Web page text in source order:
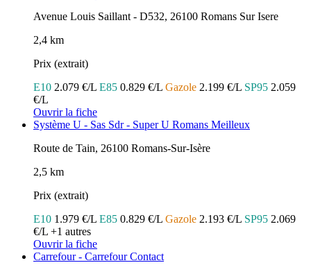
Avenue Louis Saillant - D532, 26100 Romans Sur Isere
2,4 km
Prix (extrait)
E10 2.079 €/L E85 0.829 €/L Gazole 2.199 €/L SP95 2.059
€/L
Ouvrir la fiche
Système U - Sas Sdr - Super U Romans Meilleux
Route de Tain, 26100 Romans-Sur-Isère
2,5 km
Prix (extrait)
E10 1.979 €/L E85 0.829 €/L Gazole 2.193 €/L SP95 2.069
€/L +1 autres
Ouvrir la fiche
Carrefour - Carrefour Contact